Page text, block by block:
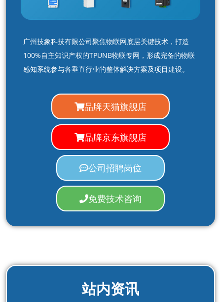
广州技象科技有限公司聚焦物联网底层关键技术，打造
100%自主知识产权的TPUNB物联专网，形成完备的物联
感知系统参与各垂直行业的整体解决方案及项目建设。
品牌天猫旗舰店
品牌京东旗舰店
公司招聘岗位
免费技术咨询
站内资讯